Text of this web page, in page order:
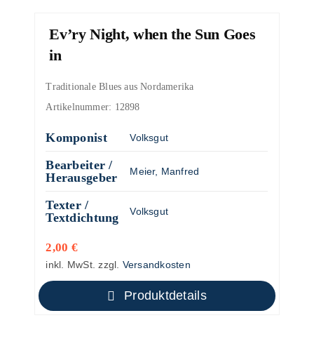
Ev’ry Night, when the Sun Goes
in
Traditionale Blues aus Nordamerika
Artikelnummer: 12898
Komponist Volksgut
Bearbeiter /
Herausgeber
Meier, Manfred
Texter /
Textdichtung
Volksgut
2,00 €
inkl. MwSt. zzgl. Versandkosten
Produktdetails